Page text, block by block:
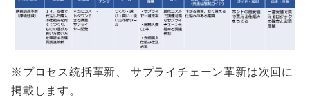
※プロセス統括革新、 サプライチェーン革新は次回に
掲載します。